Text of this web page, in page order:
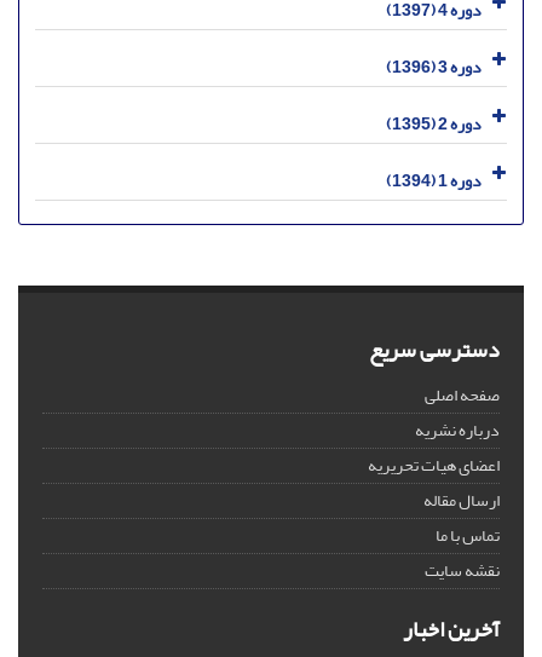
دوره 4 (1397)
دوره 3 (1396)
دوره 2 (1395)
دوره 1 (1394)
دسترسی سریع
صفحه اصلی
درباره نشریه
اعضای هیات تحریریه
ارسال مقاله
تماس با ما
نقشه سایت
آخرین اخبار